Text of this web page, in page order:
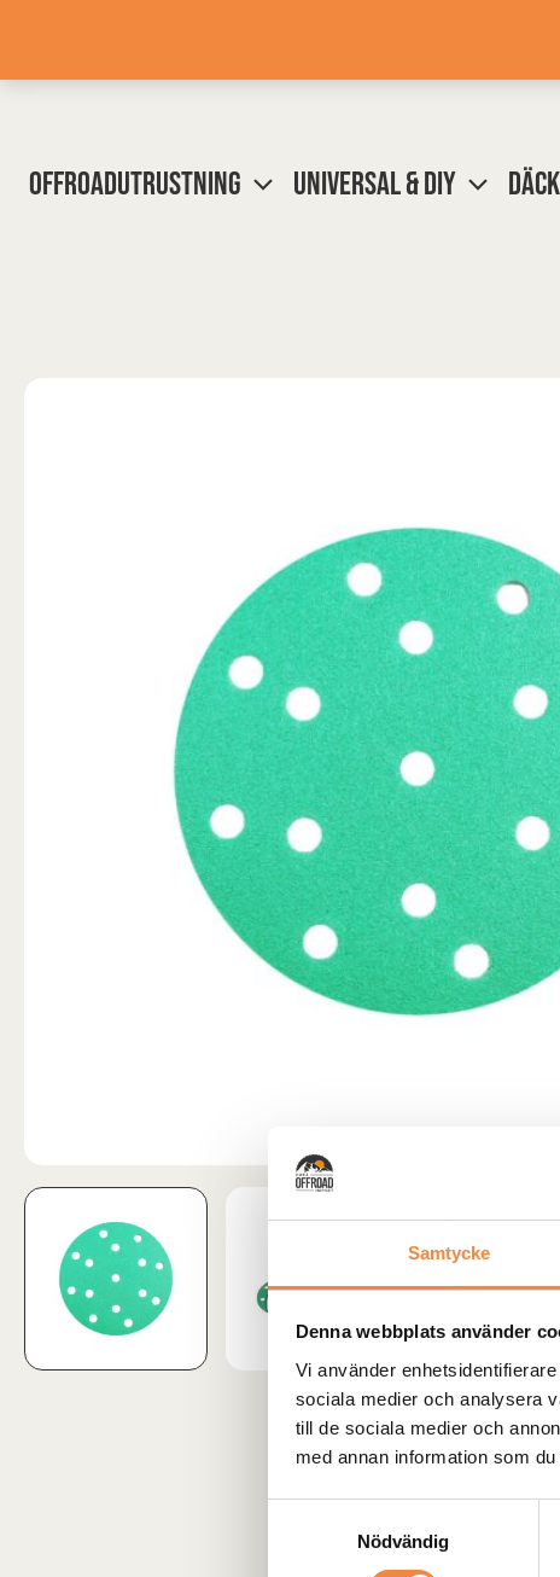
Samtycke
Denna webbplats använder
Vi använder
sociala medier och analysera
till de sociala medier och
med annan information som
Nödvändig
OFFROADUTRUSTNING UNIVERSAL & DIY